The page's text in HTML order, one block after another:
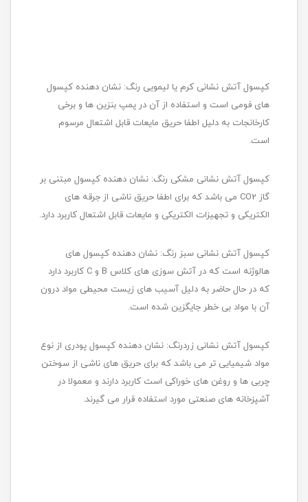
کپسول آتش نشانی کرم یا لیمویی رنگ: نشان دهنده کپسول
های فومی است و استفاده از آن در پمپ بنزین ها و برخی
کارخانجات به دلیل اطفا حریق مایعات قابل اشتعال مرسوم
است.
کپسول آتش نشانی مشکی رنگ: نشان دهنده کپسول مبتنی بر
گاز CO2 می باشد که برای اطفا حریق ناشی از جرقه های
الکتریکی و تجهیزات الکتریکی و مایعات قابل اشتعال کاربرد دارد.
کپسول آتش نشانی سبز رنگ: نشان دهنده کپسول های
هالوژنه است که در آتش سوزی های کلاس B و C کاربرد دارد
که در حال حاضر به دلیل آسیب های زیست محیطی مواد درون
آن با مواد بی خطر جایگزین شده است.
کپسول آتش نشانی زردرنگ: نشان دهنده کپسول پودری از نوع
مواد شیمیایی تر می باشد که برای حریق های ناشی از سوختن
چربی ها و روغن های خوراکی است کاربرد دارند و معمولا در
آشپزخانه های صنعتی مورد استفاده قرار می گیرند.